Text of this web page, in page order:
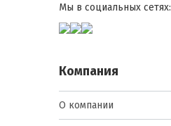
Мы в социальных сетях:
Компания
О компании